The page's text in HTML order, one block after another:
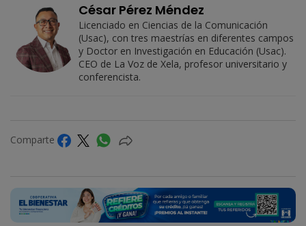
César Pérez Méndez
Licenciado en Ciencias de la Comunicación
(Usac), con tres maestrías en diferentes campos
y Doctor en Investigación en Educación (Usac).
CEO de La Voz de Xela, profesor universitario y
conferencista.
Comparte